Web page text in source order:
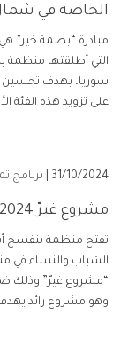
الخاصة في
مبادرة “بصمة خير” هي
التي أطلقتها منظمة
سوريا، بهدف تحسين
على تزويد هذه الفئة
31/10/2024 | برنامج
مشروع غيرّ 2024
تفتح منظمة بنفسج
الشباب والنساء في
“مشروع غيرّ” وذلك
وهو مشروع رائد